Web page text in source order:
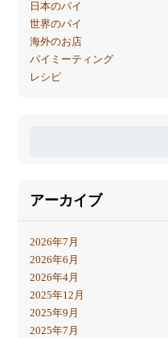
日本のパイ
世界のパイ
海外のお店
パイミーティング
レシピ
アーカイブ
2026年7月
2026年6月
2026年4月
2025年12月
2025年9月
2025年7月